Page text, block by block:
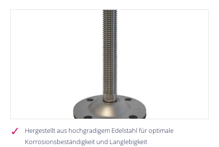
Hergestellt aus hochgradigem Edelstahl für optimale
Korrosionsbeständigkeit und Langlebigkeit